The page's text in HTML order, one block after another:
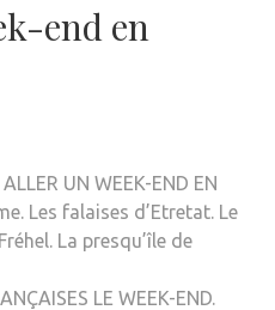
end en
UN WEEK-END EN
Les falaises d’Etretat. Le
La presqu’île de
LE WEEK-END.